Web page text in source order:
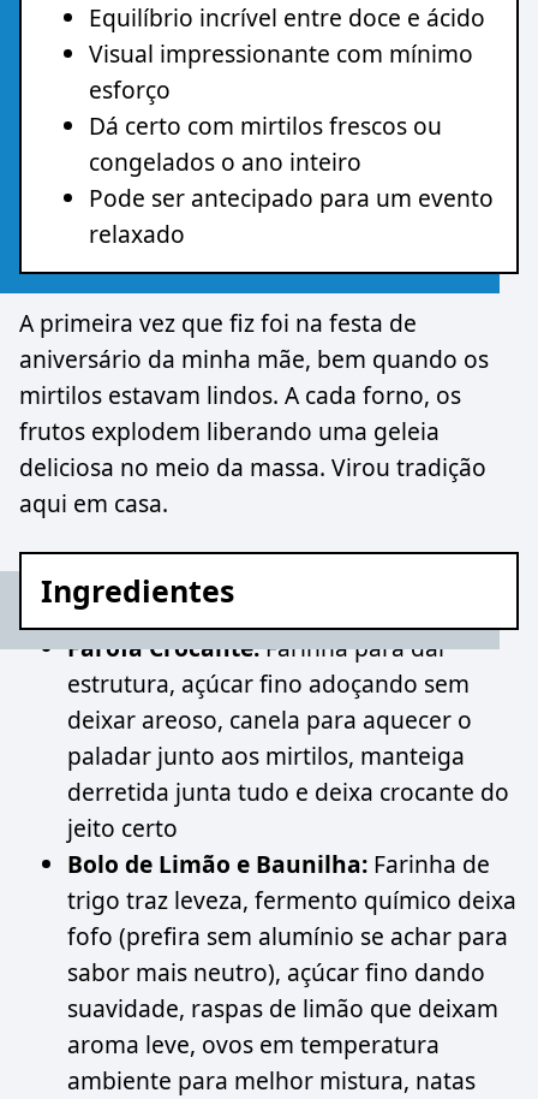
Equilíbrio incrível entre doce e ácido
Visual impressionante com mínimo
esforço
Dá certo com mirtilos frescos ou
congelados o ano inteiro
Pode ser antecipado para um evento
relaxado
A primeira vez que fiz foi na festa de
aniversário da minha mãe, bem quando os
mirtilos estavam lindos. A cada forno, os
frutos explodem liberando uma geleia
deliciosa no meio da massa. Virou tradição
aqui em casa.
Ingredientes
Farofa Crocante:Farinha para dar
estrutura, açúcar fino adoçando sem
deixar areoso, canela para aquecer o
paladar junto aos mirtilos, manteiga
derretida junta tudo e deixa crocante do
jeito certo
Bolo de Limão e Baunilha: Farinha de
trigo traz leveza, fermento químico deixa
fofo (prefira sem alumínio se achar para
sabor mais neutro), açúcar fino dando
suavidade, raspas de limão que deixam
aroma leve, ovos em temperatura
ambiente para melhor mistura, natas